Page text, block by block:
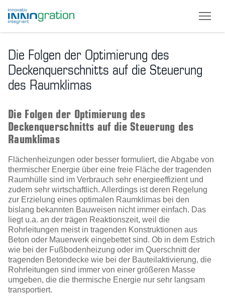
main
content
Die Folgen der Optimierung des
Deckenquerschnitts auf die Steuerung
des Raumklimas
Die Folgen der Optimierung des
Deckenquerschnitts auf die Steuerung des
Raumklimas
Flächenheizungen oder besser formuliert, die Abgabe von
thermischer Energie über eine freie Fläche der tragenden
Raumhülle sind im Verbrauch sehr energieeffizient und
zudem sehr wirtschaftlich. Allerdings ist deren Regelung
zur Erzielung eines optimalen Raumklimas bei den
bislang bekannten Bauweisen nicht immer einfach. Das
liegt u.a. an der trägen Reaktionszeit, weil die
Rohrleitungen meist in tragenden Konstruktionen aus
Beton oder Mauerwerk eingebettet sind. Ob in dem Estrich
wie bei der Fußbodenheizung oder im Querschnitt der
tragenden Betondecke wie bei der Bauteilaktivierung, die
Rohrleitungen sind immer von einer größeren Masse
umgeben, die die thermische Energie nur sehr langsam
transportiert.